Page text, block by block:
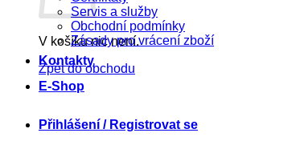
V košíku nic není.
Zpět do obchodu
Servis a služby
Obchodní podmínky
Zásady pro vrácení zboží
Kontakty
E-Shop
Přihlášení / Registrovat se